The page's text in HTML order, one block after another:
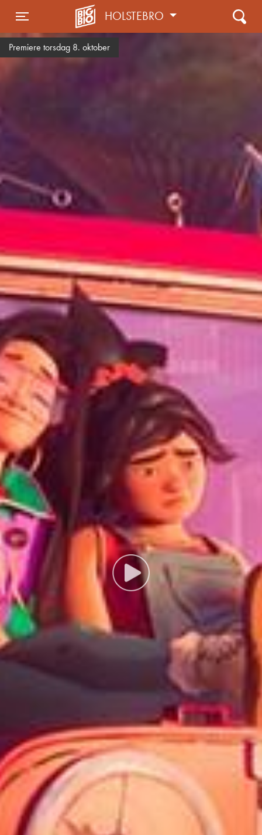
Toggle navigation
HOLSTEBRO
Premiere torsdag 8. oktober